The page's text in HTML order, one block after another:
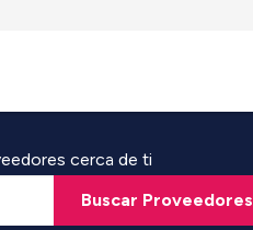
cerca de ti
Buscar Proveedores